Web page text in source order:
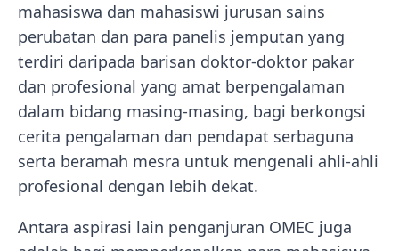
mahasiswa dan mahasiswi jurusan sains
perubatan dan para panelis jemputan yang
terdiri daripada barisan doktor-doktor pakar
dan profesional yang amat berpengalaman
dalam bidang masing-masing, bagi berkongsi
cerita pengalaman dan pendapat serbaguna
serta beramah mesra untuk mengenali ahli-ahli
profesional dengan lebih dekat.
Antara aspirasi lain penganjuran OMEC juga